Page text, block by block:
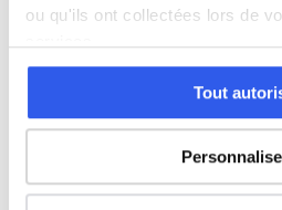
ou qu'ils ont collectées lors de
Tout
Études supérieures (Supérieur
⭐